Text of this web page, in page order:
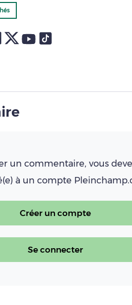
un commentaire, vous
à un compte
Créer un compte
Se connecter